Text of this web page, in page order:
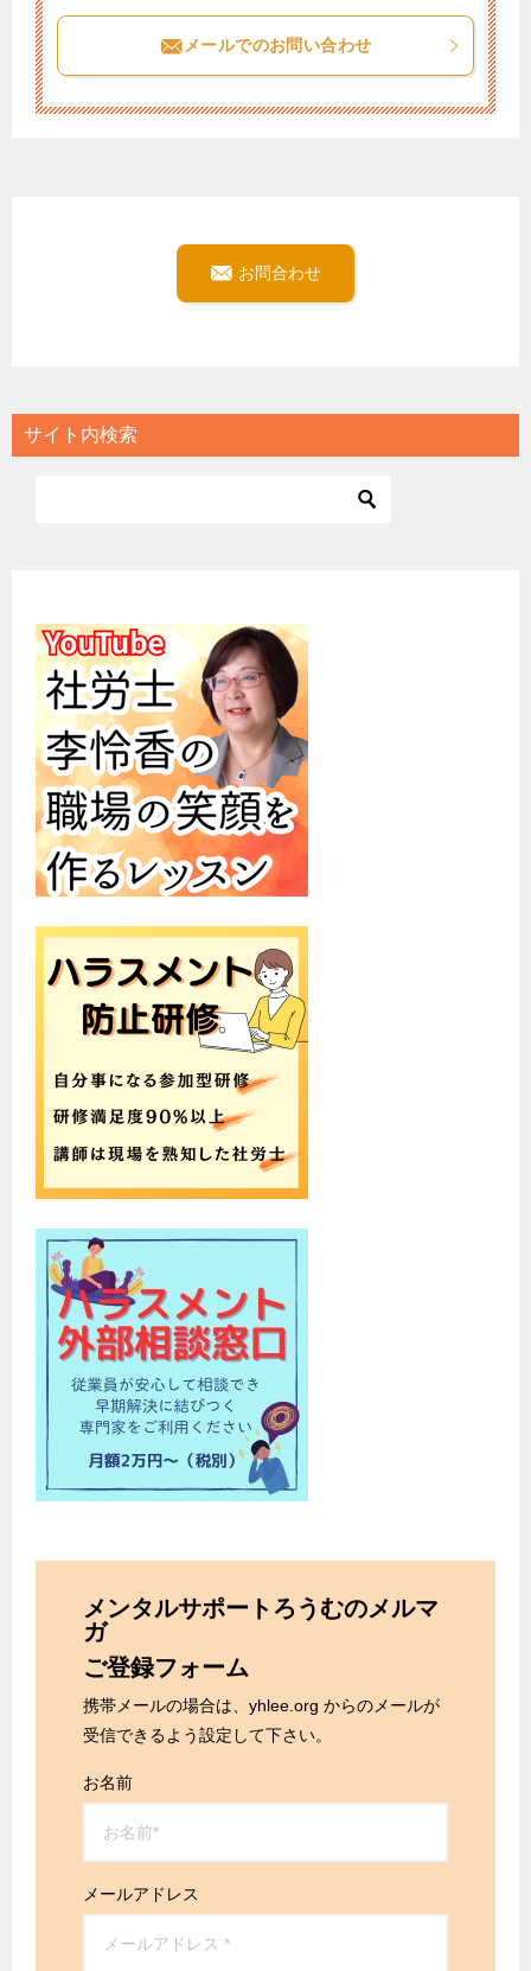
メールでのお問い合わせ
お問合わせ
サイト内検索
メンタルサポートろうむのメルマ
ガ
ご登録フォーム
携帯メールの場合は、yhlee.org からのメールが
受信できるよう設定して下さい。
お名前
メールアドレス